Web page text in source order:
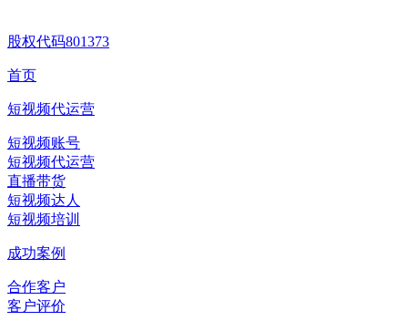
股权代码801373
首页
短视频代运营
短视频账号
短视频代运营
直播带货
短视频达人
短视频培训
成功案例
合作客户
客户评价